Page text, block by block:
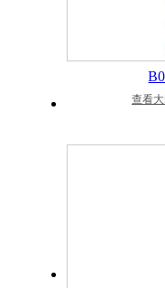
查看大